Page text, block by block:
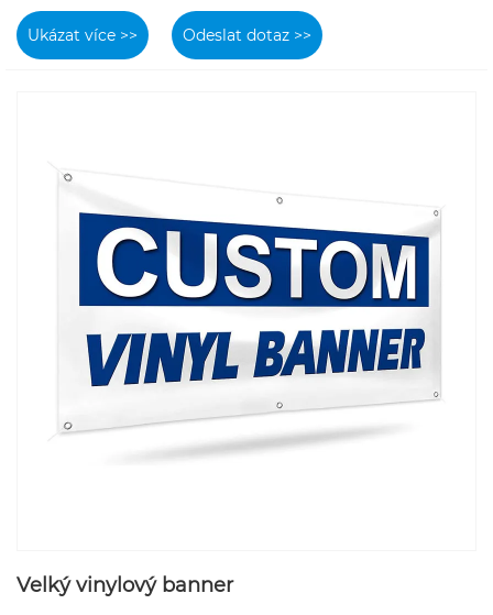
Ukázat více >> Odeslat dotaz >>
Velký vinylový banner